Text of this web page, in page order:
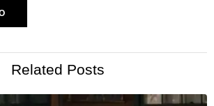
Related Posts